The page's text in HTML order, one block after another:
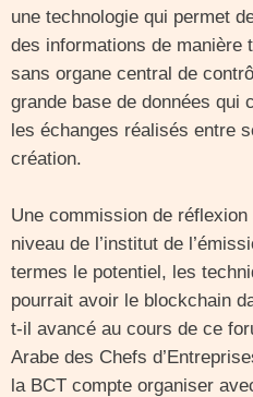
une technologie qui permet
des informations de manière
sans organe central de
grande base de données qui
les échanges réalisés entre
création.
Une commission de
niveau de l’institut de
termes le potentiel, les
pourrait avoir le blockchain
t-il avancé au cours de ce
Arabe des Chefs
la BCT compte organiser